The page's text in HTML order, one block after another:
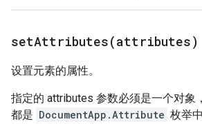
setAttributes(attributes)
设置元素的属性。
指定的 attributes 参数必须是一个对象
都是 DocumentApp.Attribute 枚举